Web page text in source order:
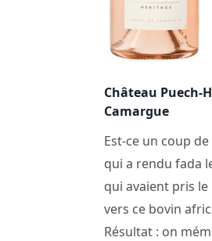
Château Puech-
Camargue
Est-ce un coup
qui a rendu fada
qui avaient pris
vers ce bovin
Résultat : on